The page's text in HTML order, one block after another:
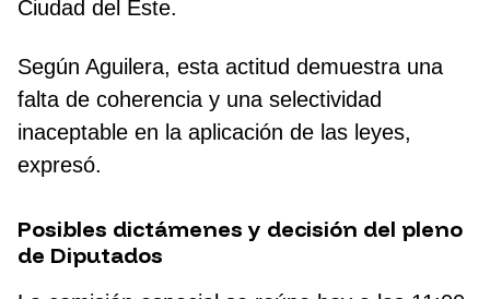
Ciudad del Este.
Según Aguilera, esta actitud demuestra una
falta de coherencia y una selectividad
inaceptable en la aplicación de las leyes,
expresó.
Posibles dictámenes y decisión del pleno
de Diputados